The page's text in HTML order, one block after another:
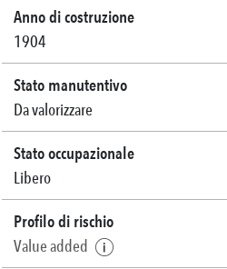
Anno di costruzione
1904
Stato manutentivo
Da valorizzare
Stato occupazionale
Libero
Profilo di rischio
Value added